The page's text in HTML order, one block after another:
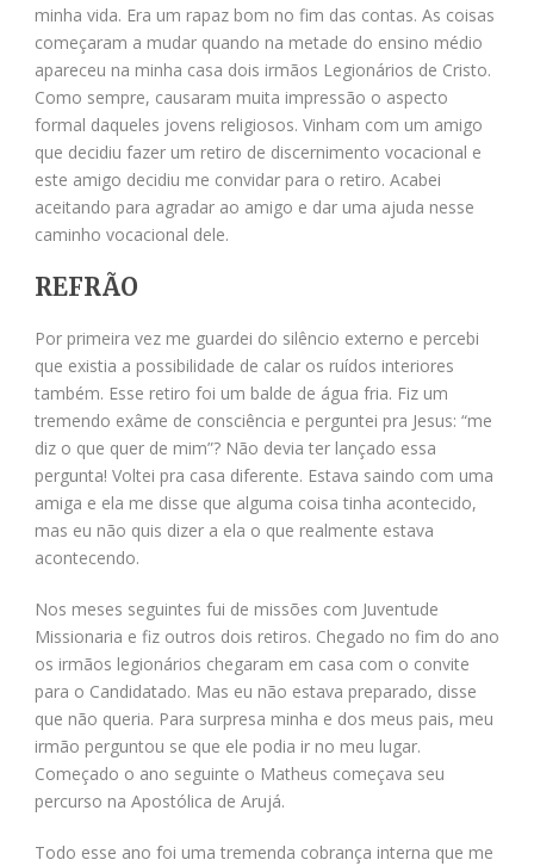
minha vida. Era um rapaz bom no fim das contas. As coisas
começaram a mudar quando na metade do ensino médio
apareceu na minha casa dois irmãos Legionários de Cristo.
Como sempre, causaram muita impressão o aspecto
formal daqueles jovens religiosos. Vinham com um amigo
que decidiu fazer um retiro de discernimento vocacional e
este amigo decidiu me convidar para o retiro. Acabei
aceitando para agradar ao amigo e dar uma ajuda nesse
caminho vocacional dele.
REFRÃO
Por primeira vez me guardei do silêncio externo e percebi
que existia a possibilidade de calar os ruídos interiores
também. Esse retiro foi um balde de água fria. Fiz um
tremendo exâme de consciência e perguntei pra Jesus: “me
diz o que quer de mim”? Não devia ter lançado essa
pergunta! Voltei pra casa diferente. Estava saindo com uma
amiga e ela me disse que alguma coisa tinha acontecido,
mas eu não quis dizer a ela o que realmente estava
acontecendo.
Nos meses seguintes fui de missões com Juventude
Missionaria e fiz outros dois retiros. Chegado no fim do ano
os irmãos legionários chegaram em casa com o convite
para o Candidatado. Mas eu não estava preparado, disse
que não queria. Para surpresa minha e dos meus pais, meu
irmão perguntou se que ele podia ir no meu lugar.
Começado o ano seguinte o Matheus começava seu
percurso na Apostólica de Arujá.
Todo esse ano foi uma tremenda cobrança interna que me